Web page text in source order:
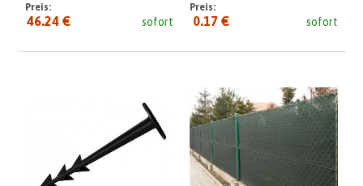
sofort
Preis:
46.24 € sofort
Preis:
0.17 €